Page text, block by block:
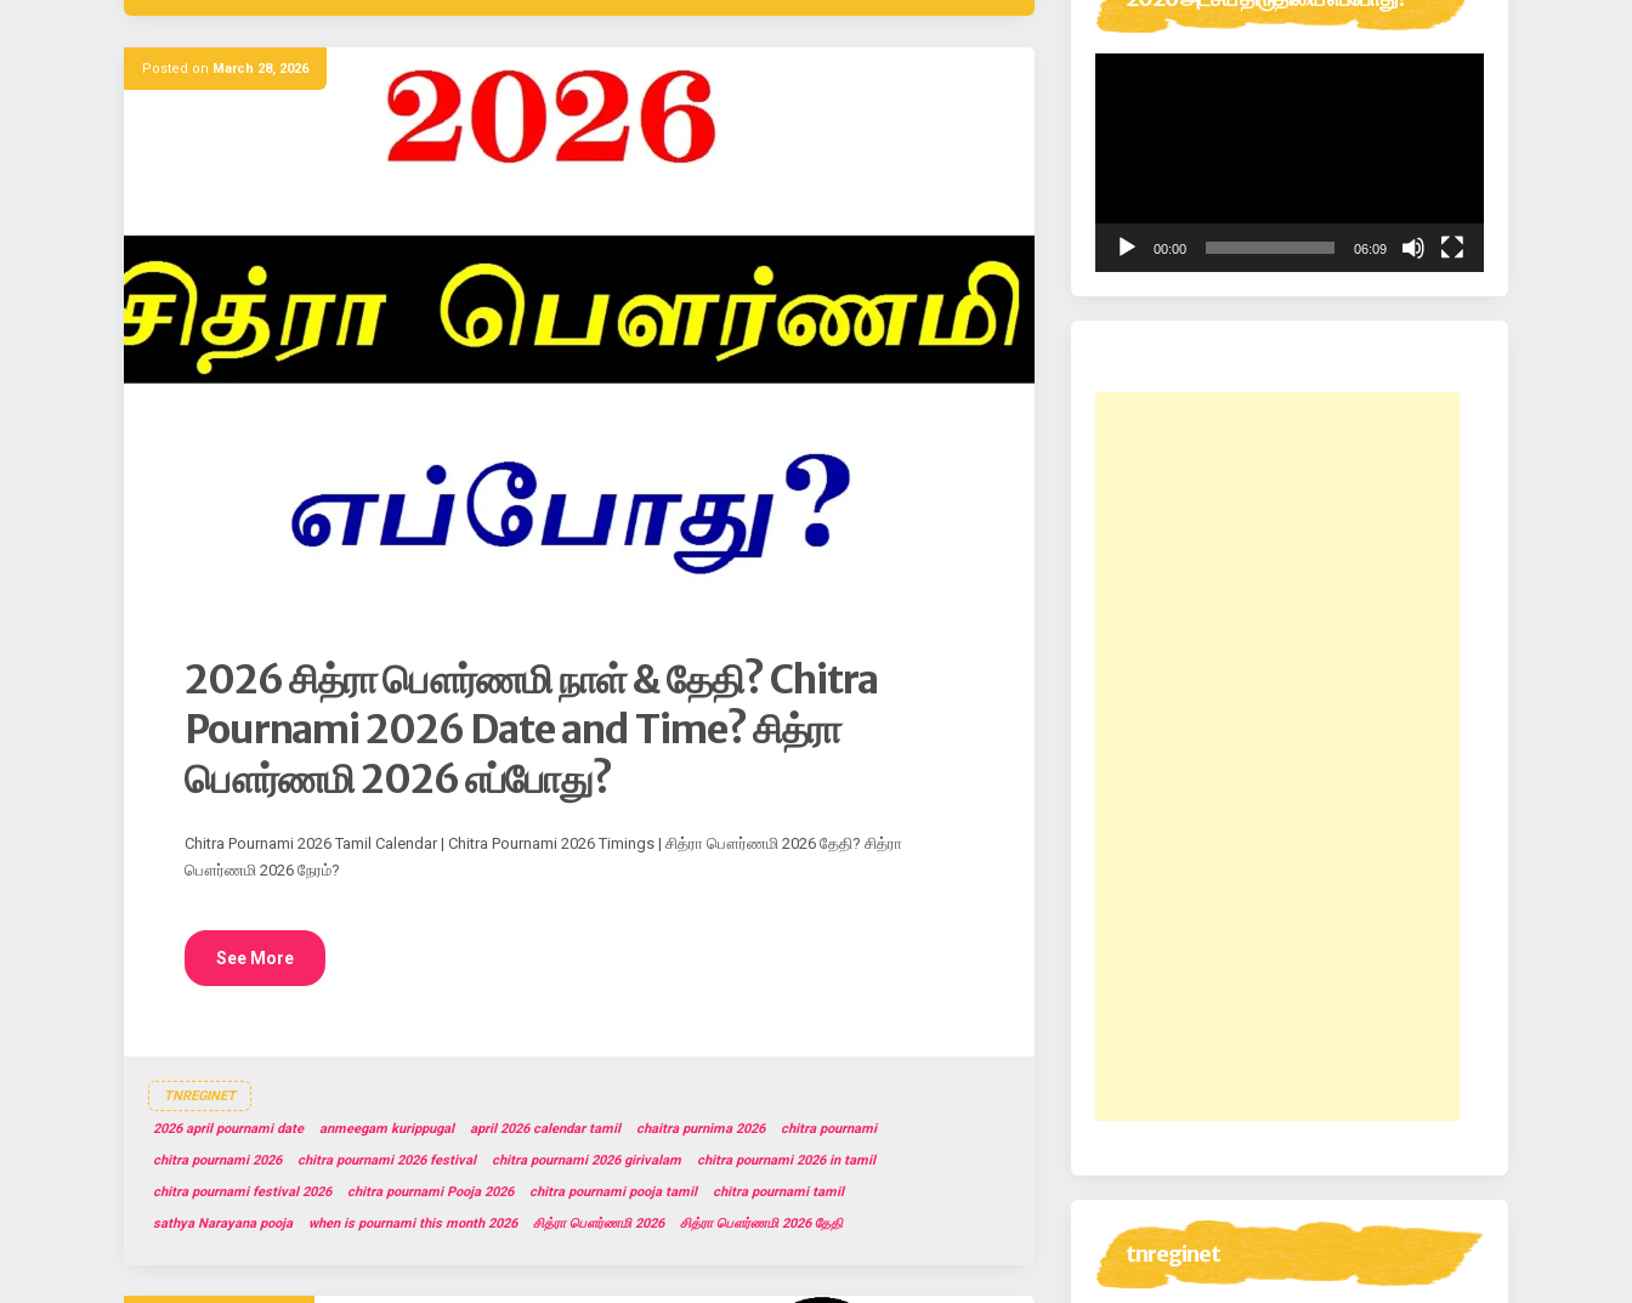
Posted on March 28, 2026
2026 சித்ரா பௌர்ணமி நாள் & தேதி? Chitra
Pournami 2026 Date and Time? சித்ரா
பௌர்ணமி 2026 எப்போது?
Chitra Pournami 2026 Tamil Calendar | Chitra Pournami 2026 Timings | சித்ரா பௌர்ணமி 2026 தேதி? சித்ரா
பௌர்ணமி 2026 நேரம்?
See More
TNREGINET
2026 april pournami date anmeegam kurippugal april 2026 calendar tamil chaitra purnima 2026
chitra pournami
chitra pournami 2026
chitra pournami 2026 festival chitra pournami 2026 girivalam
chitra pournami 2026 in tamil
chitra pournami festival 2026
chitra pournami Pooja 2026 chitra pournami pooja tamil
chitra pournami tamil
sathya Narayana pooja
when is pournami this month 2026 சித்ரா பௌர்ணமி 2026 சித்ரா பௌர்ணமி 2026 தேதி
00:00 06:09
tnreginet